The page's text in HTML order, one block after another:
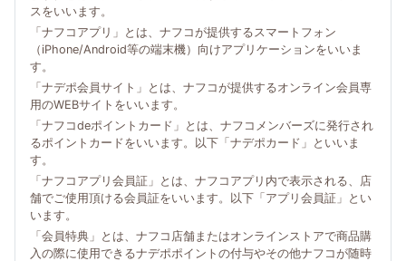
スをいいます。
「ナフコアプリ」とは、ナフコが提供するスマートフォン
（iPhone/Android等の端末機）向けアプリケーションをいいま
す。
「ナデポ会員サイト」とは、ナフコが提供するオンライン会員専
用のWEBサイトをいいます。
「ナフコdeポイントカード」とは、ナフコメンバーズに発行され
るポイントカードをいいます。以下「ナデポカード」といいま
す。
「ナフコアプリ会員証」とは、ナフコアプリ内で表示される、店
舗でご使用頂ける会員証をいいます。以下「アプリ会員証」とい
います。
「会員特典」とは、ナフコ店舗またはオンラインストアで商品購
入の際に使用できるナデポポイントの付与やその他ナフコが随時